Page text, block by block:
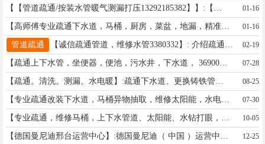
01-16
01-16
管道疏通 02-19
07-28
08-25
07-30
10-05
12-25